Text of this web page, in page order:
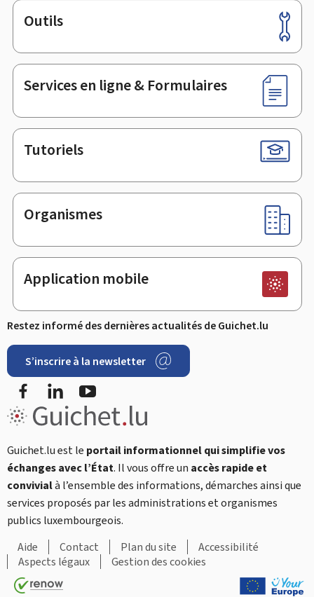
Pied
de
page
Outils
Services en ligne & Formulaires
Tutoriels
Organismes
Application mobile
Restez informé des dernières actualités de Guichet.lu
S’inscrire à la newsletter
FacebookLinkedIn
Guichet.lu est le portail informationnel qui simplifie vos
échanges avec l’État. Il vous offre un accès rapide et
convivialà l’ensemble des informations, démarches ainsi que
services proposés par les administrations et organismes
publics luxembourgeois.
Aide
Contact Plan du site
Accessibilité
Aspects légaux
Gestion des cookies